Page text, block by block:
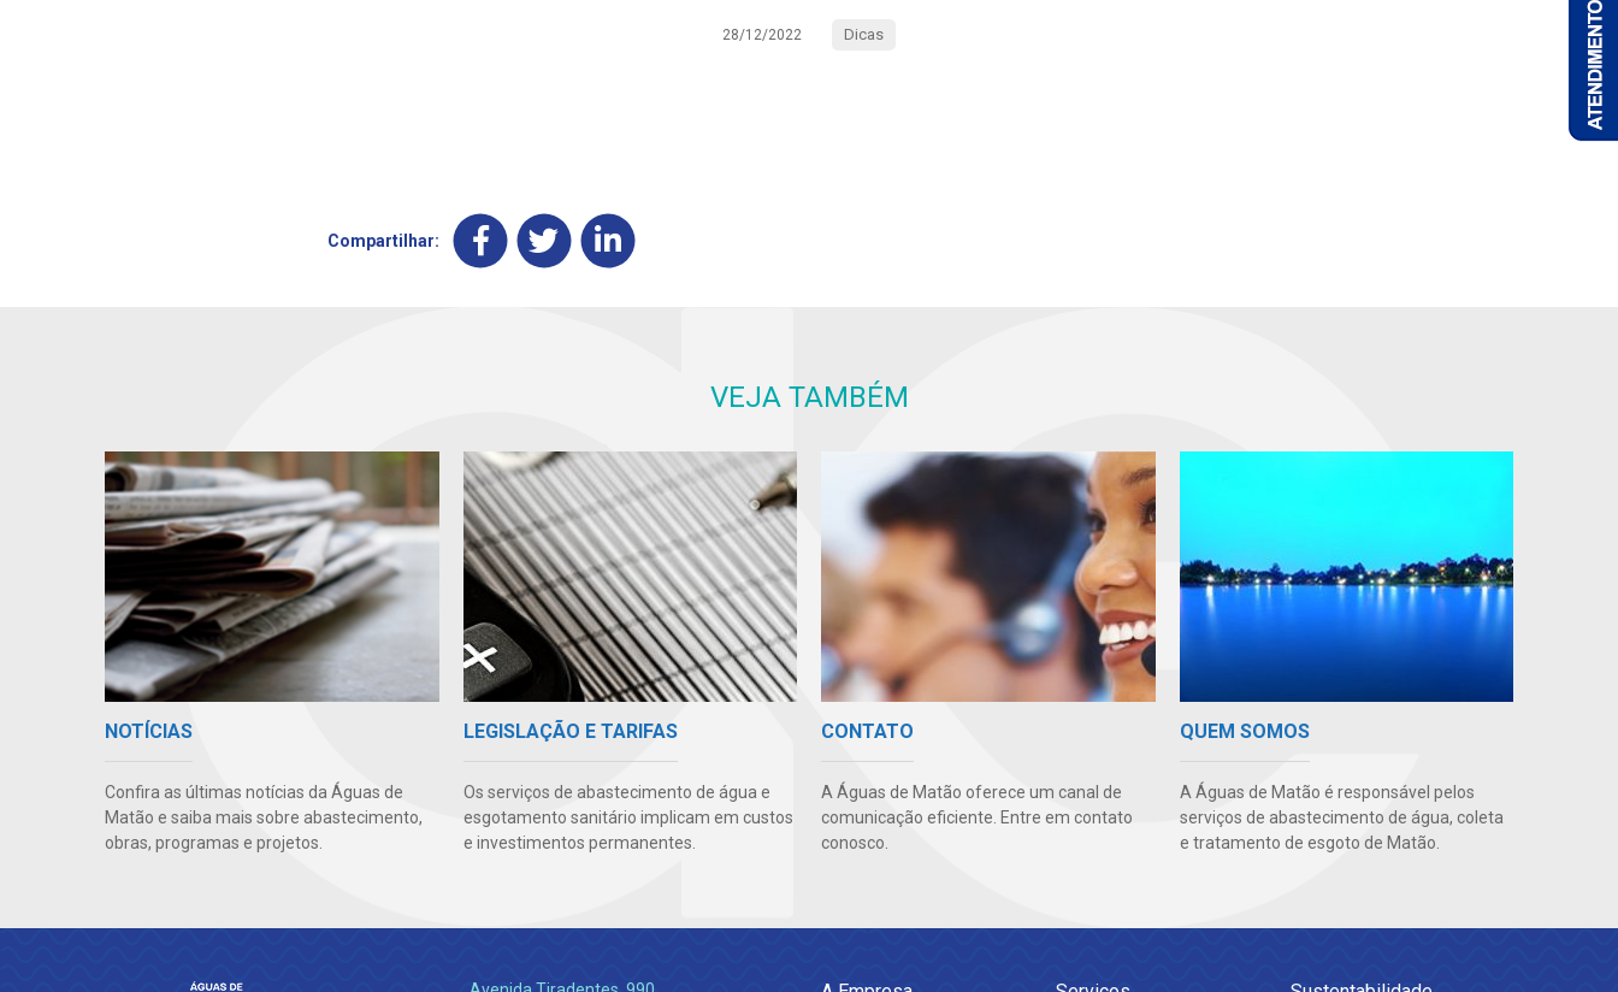
28/12/2022 Dicas
Compartilhar:
VEJA TAMBÉM
NOTÍCIAS
Confira as últimas notícias da Águas de
Matão e saiba mais sobre abastecimento,
obras, programas e projetos.
LEGISLAÇÃO E TARIFAS
Os serviços de abastecimento de água e
esgotamento sanitário implicam em custos
e investimentos permanentes.
CONTATO
A Águas de Matão oferece um canal de
comunicação eficiente. Entre em contato
conosco.
QUEM SOMOS
A Águas de Matão é responsável pelos
serviços de abastecimento de água, coleta
e tratamento de esgoto de Matão.